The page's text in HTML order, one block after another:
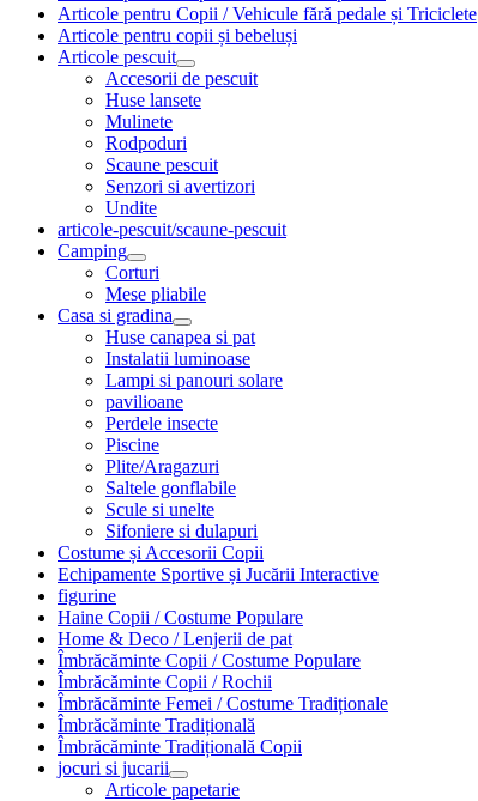
Articole pentru Copii / Vehicule fără pedale și Triciclete
Articole pentru copii și bebeluși
Articole pescuit
Accesorii de pescuit
Huse lansete
Mulinete
Rodpoduri
Scaune pescuit
Senzori si avertizori
Undite
articole-pescuit/scaune-pescuit
Camping
Corturi
Mese pliabile
Casa si gradina
Huse canapea si pat
Instalatii luminoase
Lampi si panouri solare
pavilioane
Perdele insecte
Piscine
Plite/Aragazuri
Saltele gonflabile
Scule si unelte
Sifoniere si dulapuri
Costume și Accesorii Copii
Echipamente Sportive și Jucării Interactive
figurine
Haine Copii / Costume Populare
Home & Deco / Lenjerii de pat
Îmbrăcăminte Copii / Costume Populare
Îmbrăcăminte Copii / Rochii
Îmbrăcăminte Femei / Costume Tradiționale
Îmbrăcăminte Tradițională
Îmbrăcăminte Tradițională Copii
jocuri si jucarii
Articole papetarie